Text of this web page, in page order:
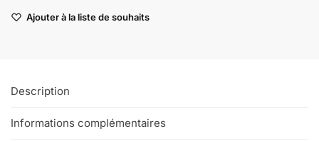
Ajouter à la liste de souhaits
Description
Informations complémentaires